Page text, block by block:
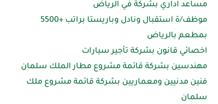
مساعد اداري بشركة في الرياض
موظف/ة استقبال ونادل وباريستا براتب +5500
بمطعم بالرياض
اخصائي قانون بشركة تأجير سيارات
مهندسين بشركة قائمة مشروع مطار الملك سلمان
فنين مدنيين ومعماريين بشركة قائمة مشروع ملك
سلمان